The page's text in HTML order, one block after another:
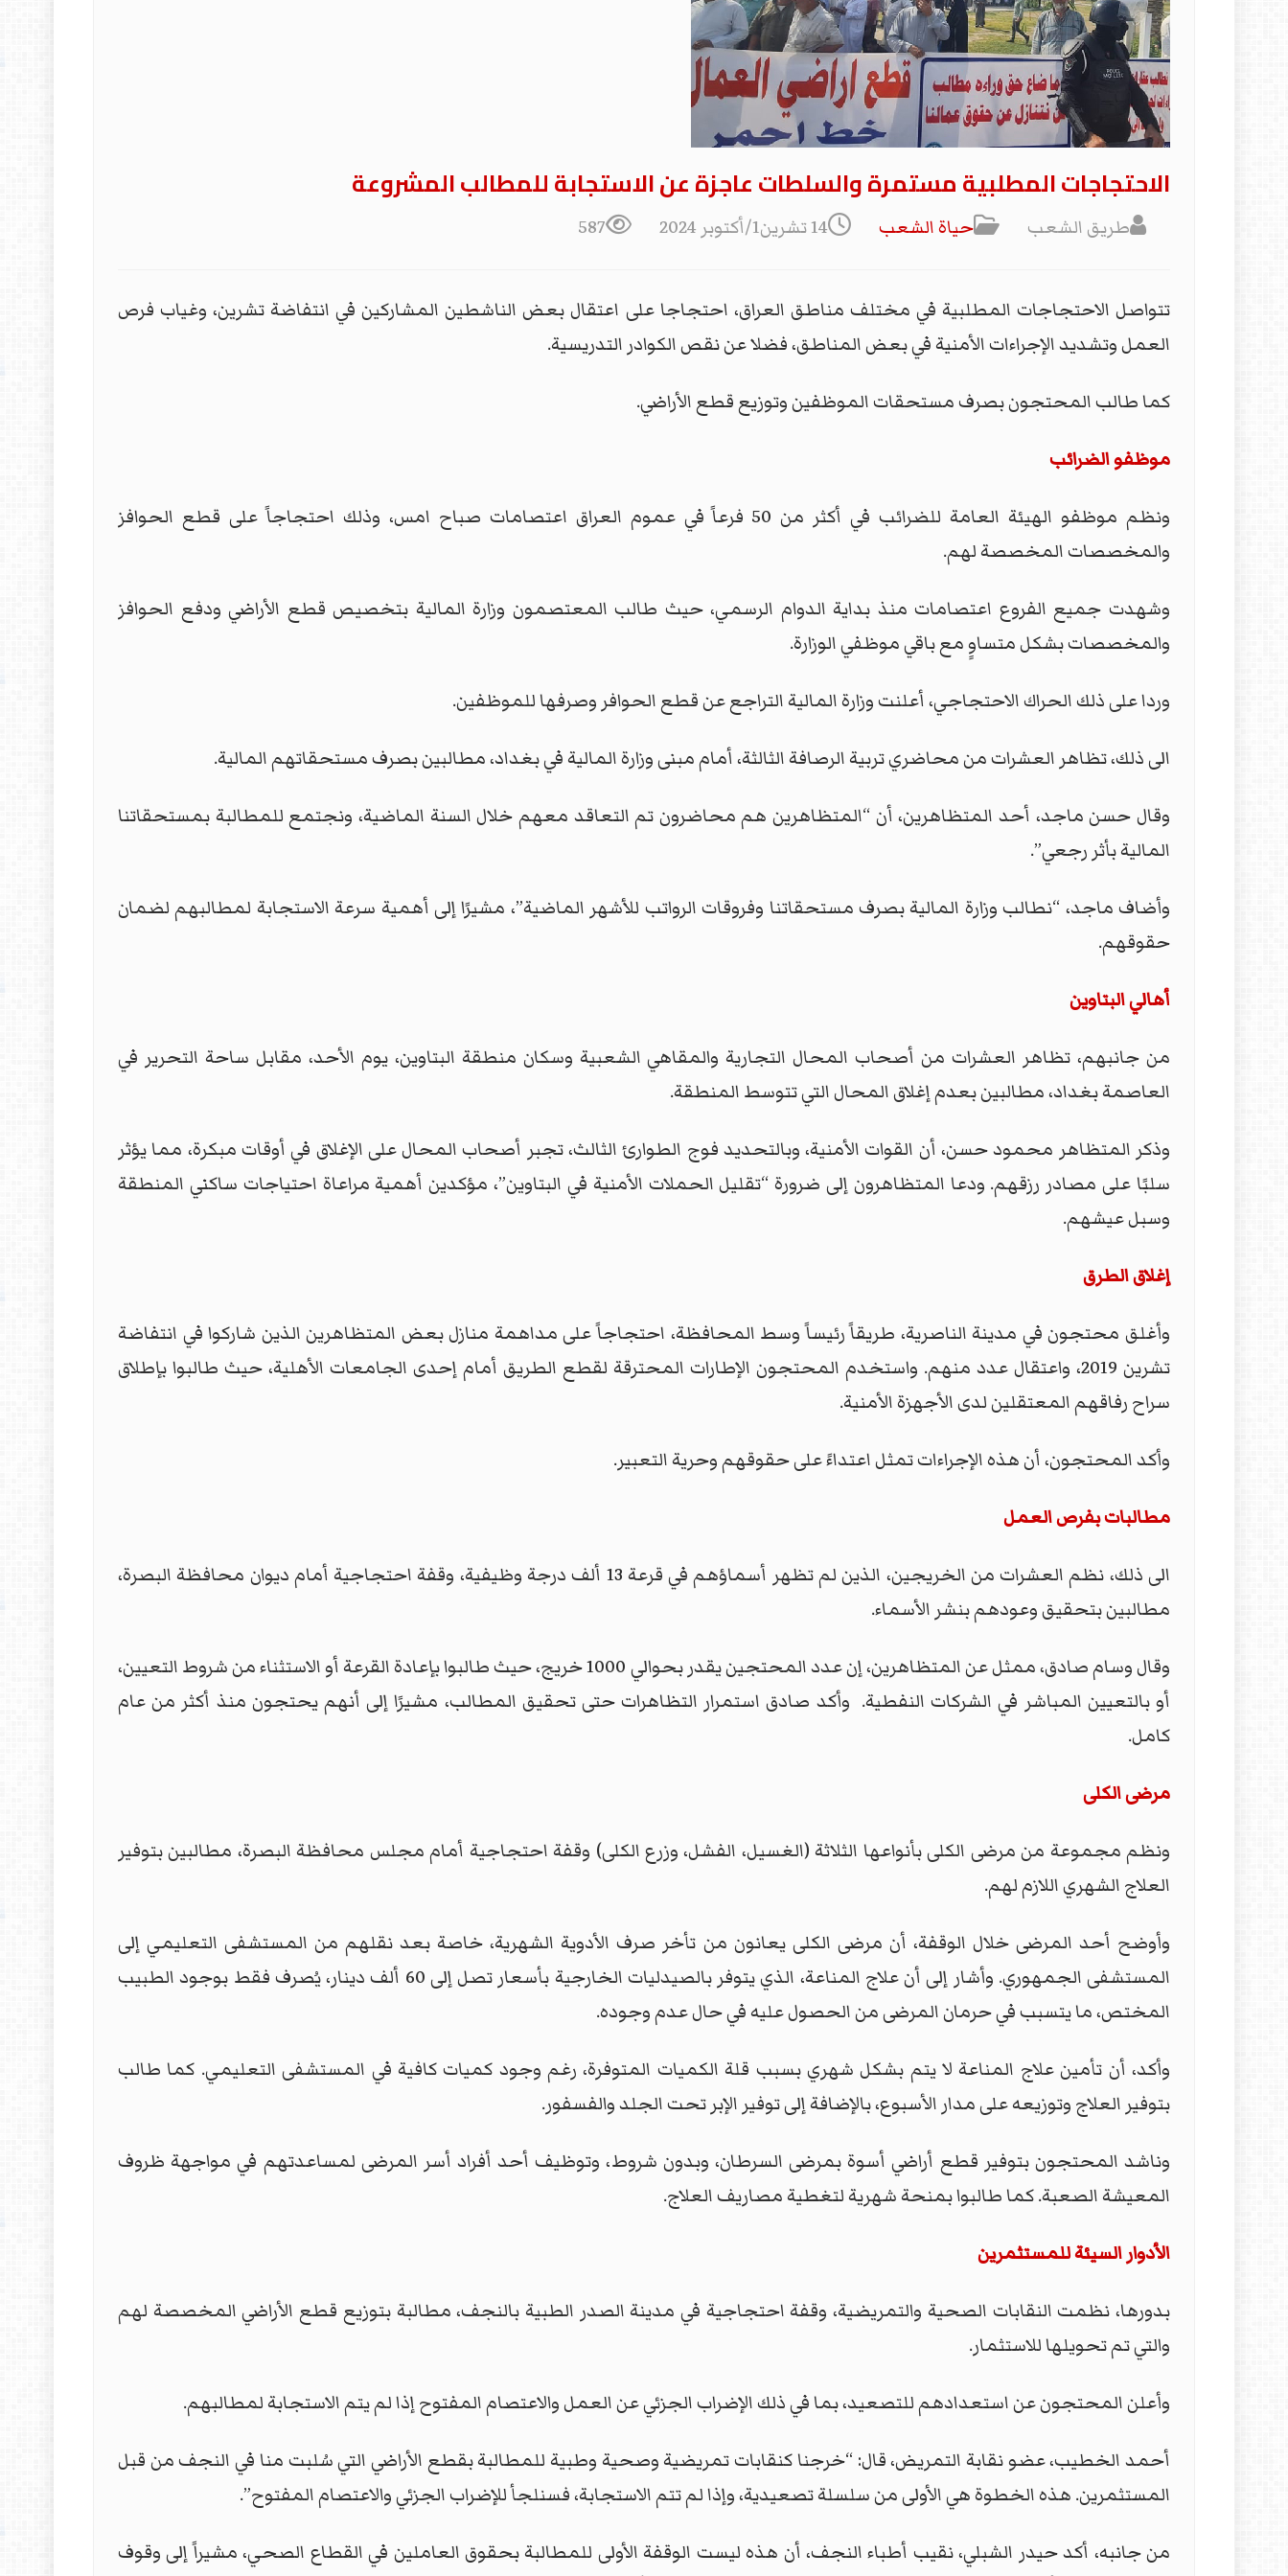
الاحتجاجات المطلبية مستمرة والسلطات عاجزة عن الاستجابة للمطالب المشروعة
طريق الشعب حياة الشعب 14 تشرين1/أكتوبر 2024 587
تتواصل الاحتجاجات المطلبية في مختلف مناطق العراق، احتجاجا على اعتقال بعض الناشطين المشاركين في انتفاضة تشرين، وغياب فرص
العمل وتشديد الإجراءات الأمنية في بعض المناطق، فضلا عن نقص الكوادر التدريسية.
كما طالب المحتجون بصرف مستحقات الموظفين وتوزيع قطع الأراضي.
موظفو الضرائب
ونظم موظفو الهيئة العامة للضرائب في أكثر من 50 فرعاً في عموم العراق اعتصامات صباح امس، وذلك احتجاجاً على قطع الحوافز
والمخصصات المخصصة لهم.
وشهدت جميع الفروع اعتصامات منذ بداية الدوام الرسمي، حيث طالب المعتصمون وزارة المالية بتخصيص قطع الأراضي ودفع الحوافز
والمخصصات بشكل متساوٍ مع باقي موظفي الوزارة.
وردا على ذلك الحراك الاحتجاجي، أعلنت وزارة المالية التراجع عن قطع الحوافر وصرفها للموظفين.
الى ذلك، تظاهر العشرات من محاضري تربية الرصافة الثالثة، أمام مبنى وزارة المالية في بغداد، مطالبين بصرف مستحقاتهم المالية.
وقال حسن ماجد، أحد المتظاهرين، أن “المتظاهرين هم محاضرون تم التعاقد معهم خلال السنة الماضية، ونجتمع للمطالبة بمستحقاتنا
المالية بأثر رجعي”.
وأضاف ماجد، “نطالب وزارة المالية بصرف مستحقاتنا وفروقات الرواتب للأشهر الماضية”، مشيرًا إلى أهمية سرعة الاستجابة لمطالبهم لضمان
حقوقهم.
أهالي البتاوين
من جانبهم، تظاهر العشرات من أصحاب المحال التجارية والمقاهي الشعبية وسكان منطقة البتاوين، يوم الأحد، مقابل ساحة التحرير في
العاصمة بغداد، مطالبين بعدم إغلاق المحال التي تتوسط المنطقة.
وذكر المتظاهر محمود حسن، أن القوات الأمنية، وبالتحديد فوج الطوارئ الثالث، تجبر أصحاب المحال على الإغلاق في أوقات مبكرة، مما يؤثر
سلبًا على مصادر رزقهم. ودعا المتظاهرون إلى ضرورة “تقليل الحملات الأمنية في البتاوين”، مؤكدين أهمية مراعاة احتياجات ساكني المنطقة
وسبل عيشهم.
إغلاق الطرق
وأغلق محتجون في مدينة الناصرية، طريقاً رئيساً وسط المحافظة، احتجاجاً على مداهمة منازل بعض المتظاهرين الذين شاركوا في انتفاضة
تشرين 2019، واعتقال عدد منهم. واستخدم المحتجون الإطارات المحترقة لقطع الطريق أمام إحدى الجامعات الأهلية، حيث طالبوا بإطلاق
سراح رفاقهم المعتقلين لدى الأجهزة الأمنية.
وأكد المحتجون، أن هذه الإجراءات تمثل اعتداءً على حقوقهم وحرية التعبير.
مطالبات بفرص العمل
الى ذلك، نظم العشرات من الخريجين، الذين لم تظهر أسماؤهم في قرعة 13 ألف درجة وظيفية، وقفة احتجاجية أمام ديوان محافظة البصرة،
مطالبين بتحقيق وعودهم بنشر الأسماء.
وقال وسام صادق، ممثل عن المتظاهرين، إن عدد المحتجين يقدر بحوالي 1000 خريج، حيث طالبوا بإعادة القرعة أو الاستثناء من شروط التعيين،
أو بالتعيين المباشر في الشركات النفطية. وأكد صادق استمرار التظاهرات حتى تحقيق المطالب، مشيرًا إلى أنهم يحتجون منذ أكثر من عام
كامل.
مرضى الكلى
ونظم مجموعة من مرضى الكلى بأنواعها الثلاثة (الغسيل، الفشل، وزرع الكلى) وقفة احتجاجية أمام مجلس محافظة البصرة، مطالبين بتوفير
العلاج الشهري اللازم لهم.
وأوضح أحد المرضى خلال الوقفة، أن مرضى الكلى يعانون من تأخر صرف الأدوية الشهرية، خاصة بعد نقلهم من المستشفى التعليمي إلى
المستشفى الجمهوري. وأشار إلى أن علاج المناعة، الذي يتوفر بالصيدليات الخارجية بأسعار تصل إلى 60 ألف دينار، يُصرف فقط بوجود الطبيب
المختص، ما يتسبب في حرمان المرضى من الحصول عليه في حال عدم وجوده.
وأكد، أن تأمين علاج المناعة لا يتم بشكل شهري بسبب قلة الكميات المتوفرة، رغم وجود كميات كافية في المستشفى التعليمي. كما طالب
بتوفير العلاج وتوزيعه على مدار الأسبوع، بالإضافة إلى توفير الإبر تحت الجلد والفسفور.
وناشد المحتجون بتوفير قطع أراضي أسوة بمرضى السرطان، وبدون شروط، وتوظيف أحد أفراد أسر المرضى لمساعدتهم في مواجهة ظروف
المعيشة الصعبة. كما طالبوا بمنحة شهرية لتغطية مصاريف العلاج.
الأدوار السيئة للمستثمرين
بدورها، نظمت النقابات الصحية والتمريضية، وقفة احتجاجية في مدينة الصدر الطبية بالنجف، مطالبة بتوزيع قطع الأراضي المخصصة لهم
والتي تم تحويلها للاستثمار.
وأعلن المحتجون عن استعدادهم للتصعيد، بما في ذلك الإضراب الجزئي عن العمل والاعتصام المفتوح إذا لم يتم الاستجابة لمطالبهم.
أحمد الخطيب، عضو نقابة التمريض، قال: “خرجنا كنقابات تمريضية وصحية وطبية للمطالبة بقطع الأراضي التي سُلبت منا في النجف من قبل
المستثمرين. هذه الخطوة هي الأولى من سلسلة تصعيدية، وإذا لم تتم الاستجابة، فسنلجأ للإضراب الجزئي والاعتصام المفتوح”.
من جانبه، أكد حيدر الشبلي، نقيب أطباء النجف، أن هذه ليست الوقفة الأولى للمطالبة بحقوق العاملين في القطاع الصحي، مشيراً إلى وقوف